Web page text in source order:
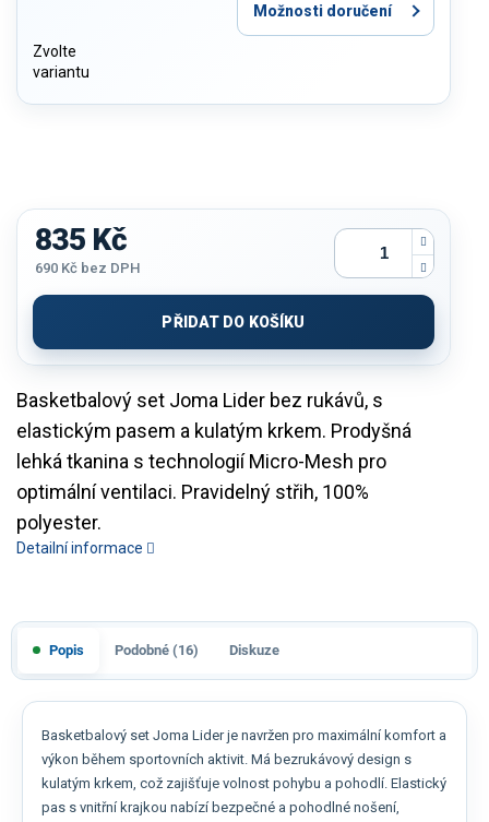
Zvolte
variantu
Možnosti doručení
Basketbalový set Joma Lider bez rukávů, s
elastickým pasem a kulatým krkem. Prodyšná
lehká tkanina s technologií Micro-Mesh pro
optimální ventilaci. Pravidelný střih, 100%
polyester.
Detailní informace
835 Kč
690 Kč bez DPH
cena:
PŘIDAT DO KOŠÍKU
Popis Podobné (16) Diskuze
Basketbalový set Joma Lider je navržen pro maximální komfort a
výkon během sportovních aktivit. Má bezrukávový design s
kulatým krkem, což zajišťuje volnost pohybu a pohodlí. Elastický
pas s vnitřní krajkou nabízí bezpečné a pohodlné nošení,